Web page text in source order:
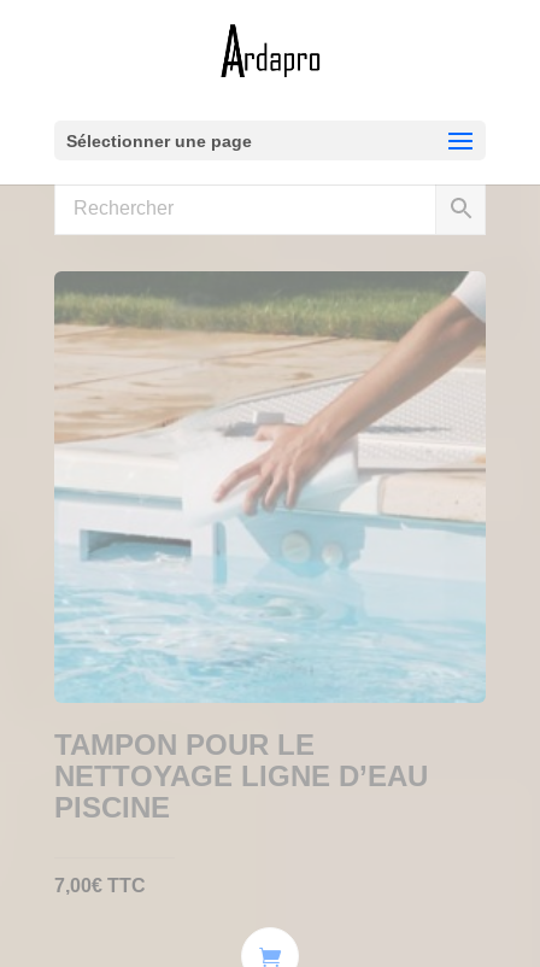
Sélectionner une page
TAMPON POUR LE
NETTOYAGE LIGNE D’EAU
PISCINE
7,00€ TTC